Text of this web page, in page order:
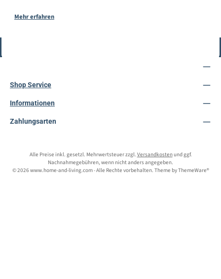
Mehr erfahren
Shop Service
Informationen
Zahlungsarten
Alle Preise inkl. gesetzl. Mehrwertsteuer zzgl. Versandkostenund ggf.
Nachnahmegebühren, wenn nicht anders angegeben.
© 2026 www.home-and-living.com - Alle Rechte vorbehalten. Theme byThemeWare®